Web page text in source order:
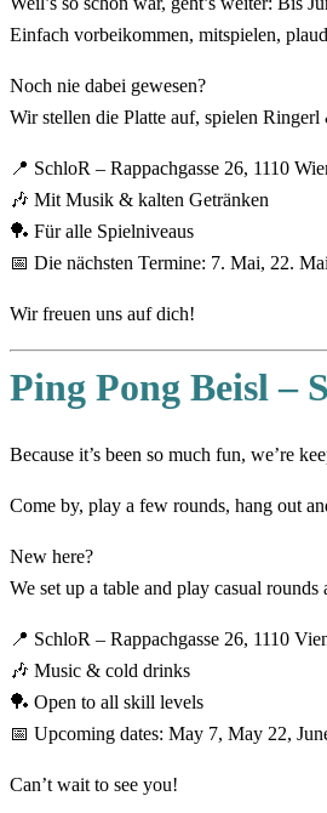
Einfach vorbeikommen, mitspielen,
Noch nie dabei gewesen?
Wir stellen die Platte auf, spielen
📍 SchloR – Rappachgasse 26, 1110
🎶 Mit Musik & kalten Getränken
🏓 Für alle Spielniveaus
📅 Die nächsten Termine: 7. Mai, 22.
Wir freuen uns auf dich!
Ping Pong Beisl –
Because it’s been so much fun, we’re
Come by, play a few rounds, hang out
New here?
We set up a table and play casual
📍 SchloR – Rappachgasse 26, 1110
🎶 Music & cold drinks
🏓 Open to all skill levels
📅 Upcoming dates: May 7, May 22,
Can’t wait to see you!